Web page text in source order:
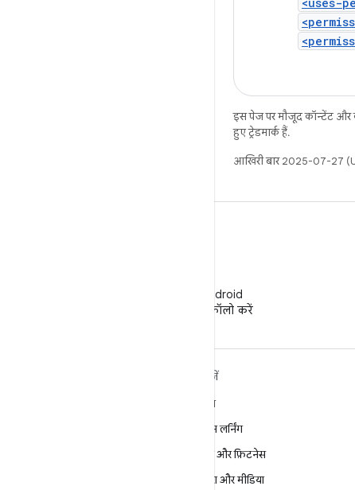
इस पेज पर मौजूद कॉन्टेंट
हुए ट्रेडमार्क हैं.
आखिरी बार 2025-07-27
WeChat पर Android
Developers को फ़ॉलो करें
खोजें
गेमिंग
मशीन लर्निंग
सेहत और फ़िटनेस
कैमरा और मीडिया